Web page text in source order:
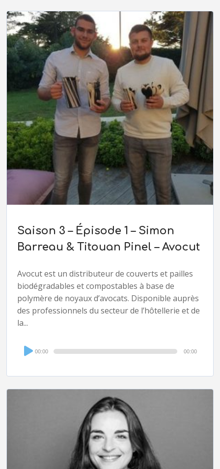
Saison 3 – Épisode 1 – Simon
Barreau & Titouan Pinel – Avocut
Avocut est un distributeur de couverts et pailles
biodégradables et compostables à base de
polymère de noyaux d’avocats. Disponible auprès
des professionnels du secteur de l’hôtellerie et de
la...
Audio
Player
00:00 00:00